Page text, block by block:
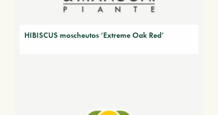
HIBISCUS moscheutos ‘Extreme Oak Red’